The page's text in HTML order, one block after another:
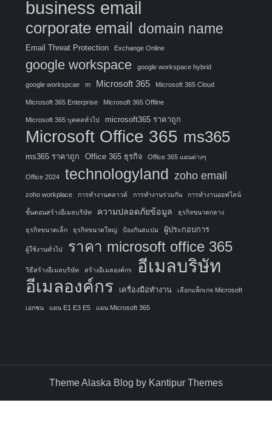
business email
corporate email domain name
Email Threat Protection Exchange Online
google workspace google workspace hybrid
google workspcae m Microsoft 365 Microsoft 365 Cloud
Microsoft 365 Enterprise Microsoft 365 Offline
Microsoft 365 บุคคลทั่วไป microsoft365 ราคาถูก
Microsoft Office 365 ms365
ms365 ราคาถูก Office 365 ธุรกิจ Office 365 แผนต่างๆ
Office 2024 technologyland zoho email
zoho workplace การทำงานคลาวด์ การทำงานร่วมกัน การทำงานออฟไลน์
ขั้นตอนสร้างอีเมลบริษัท ความปลอดภัยข้อมูล ธุรกิจขนาดกลาง
ธุรกิจขนาดเล็ก ธุรกิจขนาดใหญ่ ป้องกันสแปม ผู้ประกอบการ
ผู้ใช้งานทั่วไป ราคา microsoft office 365
วิธีสร้างอีเมลบริษัท สร้างอีเมลองค์กร อีเมลบริษัท
อีเมลองค์กร เครื่องมือทำงาน เลือกแพ็กเกจ Microsoft
เอกชน แผน E1 E3 E5 แผน Microsoft 365
Theme Alaska Blog by Kantipur Themes